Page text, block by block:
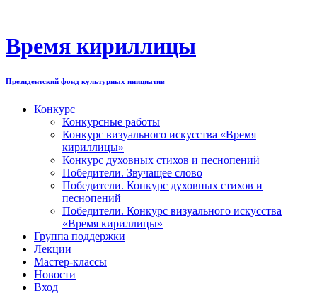
содержимому
Время кириллицы
Президентский фонд культурных инициатив
Конкурс
Конкурсные работы
Конкурс визуального искусства «Время
кириллицы»
Конкурс духовных стихов и песнопений
Победители. Звучащее слово
Победители. Конкурс духовных стихов и
песнопений
Победители. Конкурс визуального искусства
«Время кириллицы»
Группа поддержки
Лекции
Мастер-классы
Новости
Вход